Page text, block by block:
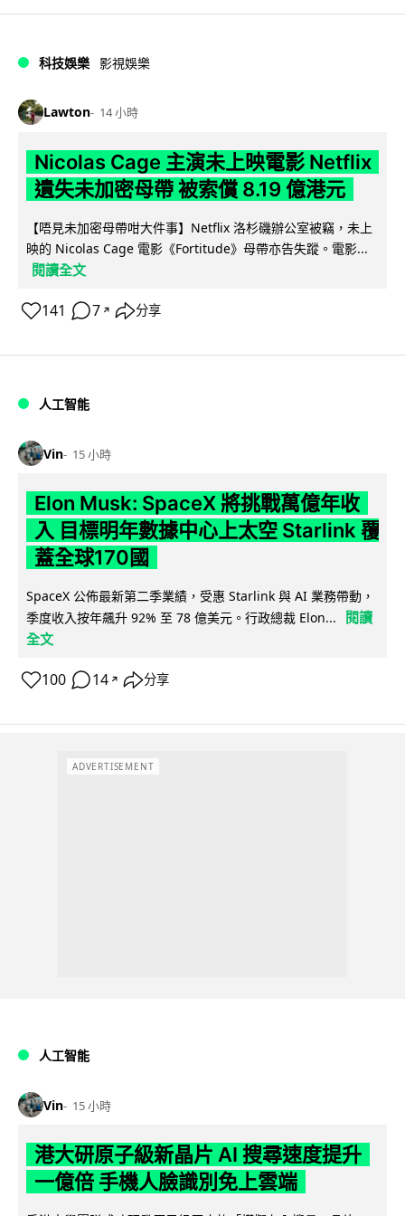
科技娛樂 影視娛樂
Lawton 14 小時
Nicolas Cage 主演未上映電影 Netflix
遺失未加密母帶 被索償 8.19 億港元
【唔見未加密母帶咁大件事】Netflix 洛杉磯辦公室被竊，未上
映的 Nicolas Cage 電影《Fortitude》母帶亦告失蹤。電影...
閱讀全文
141 7 ↗ 分享
人工智能
Vin 15 小時
Elon Musk: SpaceX 將挑戰萬億年收
入 目標明年數據中心上太空 Starlink 覆
蓋全球170國
SpaceX 公佈最新第二季業績，受惠 Starlink 與 AI 業務帶動，
季度收入按年飆升 92% 至 78 億美元。行政總裁 Elon...
閱讀
全文
100 14 ↗ 分享
ADVERTISEMENT
人工智能
Vin 15 小時
港大研原子級新晶片 AI 搜尋速度提升
一億倍 手機人臉識別免上雲端